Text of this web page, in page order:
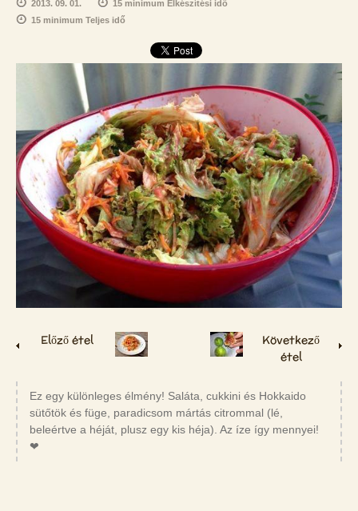
2013. 09. 01.
15 minimum Elkészítési idő
15 minimum Teljes idő
Előző étel
Következő
étel
Ez egy különleges élmény! Saláta, cukkini és Hokkaido
sütőtök és füge, paradicsom mártás citrommal (lé,
beleértve a héját, plusz egy kis héja). Az íze így mennyei!
❤